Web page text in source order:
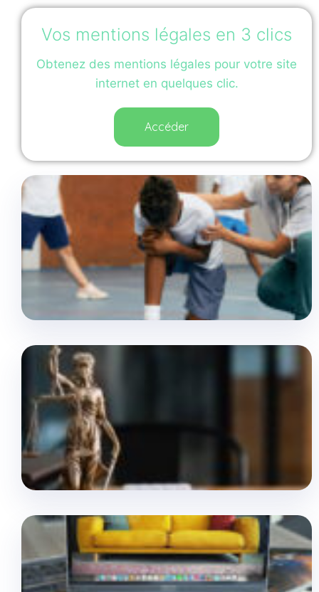
Vos mentions légales en 3 clics
Obtenez des mentions légales pour votre site
internet en quelques clic.
Accéder